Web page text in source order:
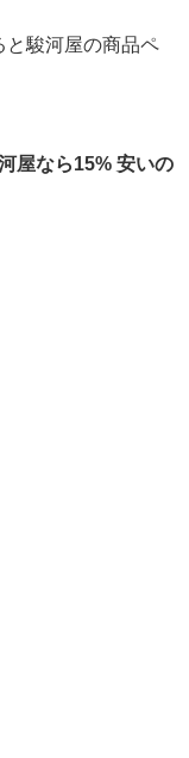
と駿河屋の商品ペ
なら15% 安いの